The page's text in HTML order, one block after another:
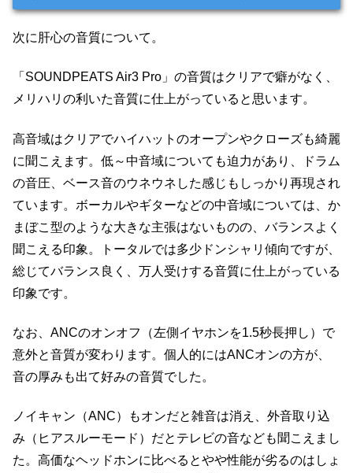
次に肝心の音質について。
「SOUNDPEATS Air3 Pro」の音質はクリアで癖がなく、
メリハリの利いた音質に仕上がっていると思います。
高音域はクリアでハイハットのオープンやクローズも綺麗
に聞こえます。低～中音域についても迫力があり、ドラム
の音圧、ベース音のウネウネした感じもしっかり再現され
ています。ボーカルやギターなどの中音域については、か
まぼこ型のような大きな主張はないものの、バランスよく
聞こえる印象。トータルでは多少ドンシャリ傾向ですが、
総じてバランス良く、万人受けする音質に仕上がっている
印象です。
なお、ANCのオンオフ（左側イヤホンを1.5秒長押し）で
意外と音質が変わります。個人的にはANCオンの方が、
音の厚みも出て好みの音質でした。
ノイキャン（ANC）もオンだと雑音は消え、外音取り込
み（ヒアスルーモード）だとテレビの音なども聞こえまし
た。高価なヘッドホンに比べるとやや性能が劣るのはしょ